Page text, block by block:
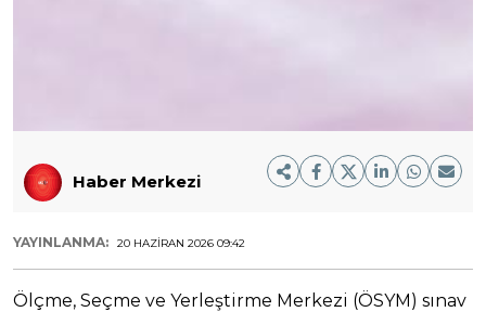
Haber Merkezi
YAYINLANMA: 20 HAZIRAN 2026 09:42
Ölçme, Seçme ve Yerleştirme Merkezi (ÖSYM) sınav